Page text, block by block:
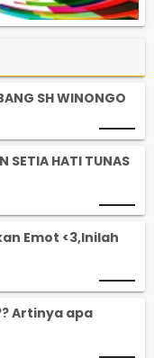
SH WINONGO
SETIA HATI TUNAS
Emot <3,Inilah
Artinya apa